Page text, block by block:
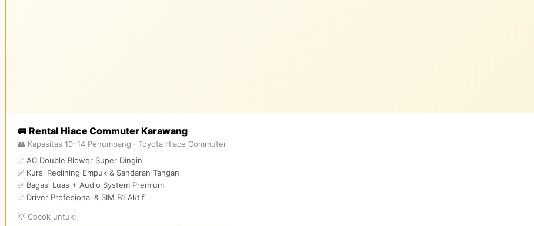
🚐 Rental Hiace Commuter Karawang
👥 Kapasitas 10–14 Penumpang · Toyota Hiace Commuter
✅ AC Double Blower Super Dingin
✅ Kursi Reclining Empuk & Sandaran Tangan
✅ Bagasi Luas + Audio System Premium
✅ Driver Profesional & SIM B1 Aktif
💡 Cocok untuk: